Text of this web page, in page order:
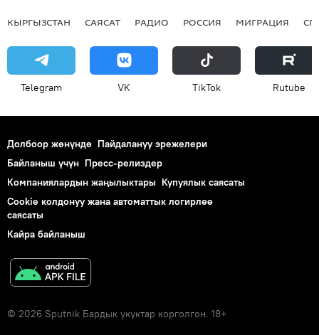
КЫРГЫЗСТАН САЯСАТ РАДИО РОССИЯ МИГРАЦИЯ
Telegram VK ТikТоk Rutube
Долбоор жөнүндө Пайдалануу эрежелери
Байланыш үчүн Пресс-релиздер
Компаниялардын жаңылыктары Купуялык саясаты
Cookie колдонуу жана автоматтык логирлөө
саясаты
Кайра байланыш
© 2026 Sputnik Бардык укуктар корголгон. 18+